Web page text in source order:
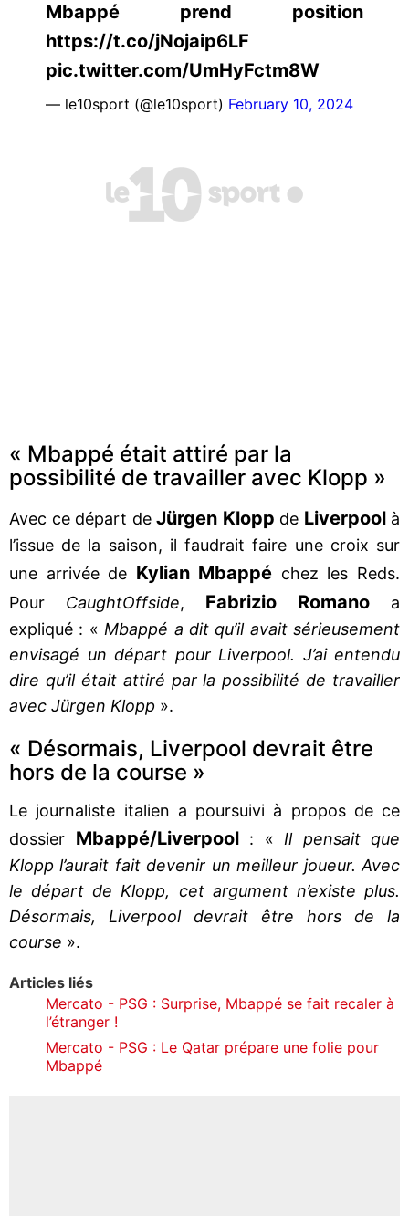
Mbappé prend position
https://t.co/jNojaip6LF
pic.twitter.com/UmHyFctm8W
— le10sport (@le10sport) February 10, 2024
« Mbappé était attiré par la
possibilité de travailler avec Klopp »
Avec ce départ de Jürgen Klopp de Liverpoolà
l’issue de la saison, il faudrait faire une croix sur
une arrivée de Kylian Mbappé chez les Reds.
Pour CaughtOffside, Fabrizio Romano a
expliqué : « Mbappé a dit qu’il avait sérieusement
envisagé un départ pour Liverpool. J’ai entendu
dire qu’il était attiré par la possibilité de travailler
avec Jürgen Klopp ».
« Désormais, Liverpool devrait être
hors de la course »
Le journaliste italien a poursuivi à propos de ce
dossier Mbappé/Liverpool: « Il pensait que
Klopp l’aurait fait devenir un meilleur joueur. Avec
le départ de Klopp, cet argument n’existe plus.
Désormais, Liverpool devrait être hors de la
course ».
Articles liés
Mercato - PSG : Surprise, Mbappé se fait recaler à
l’étranger !
Mercato - PSG : Le Qatar prépare une folie pour
Mbappé